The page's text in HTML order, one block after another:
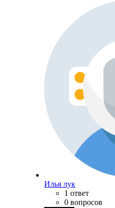
Илья лук
1 ответ
0 вопросов